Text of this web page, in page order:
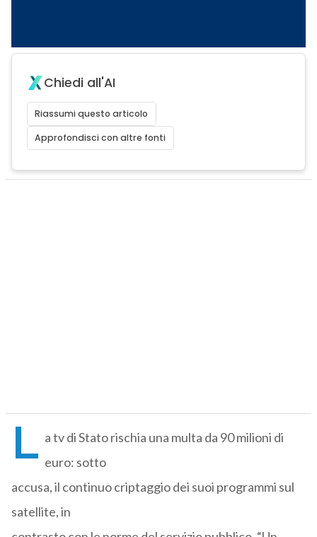
Chiedi all'AI
Riassumi questo articolo
Approfondisci con altre fonti
L a tv di Stato rischia una multa da 90 milioni di
euro: sotto
accusa, il continuo criptaggio dei suoi programmi sul
satellite, in